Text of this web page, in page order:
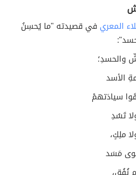
المعري في قصيدته "ما يُحسِنُ
والحسدِ؛
الأسد
سيادَتهمْ
تَسُدِ
ملِكٍ،
مَسَد